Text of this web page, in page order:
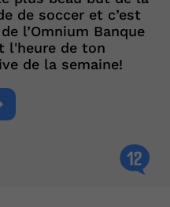
de soccer et c’est
l’Omnium Banque
l'heure de ton
de la semaine!
12